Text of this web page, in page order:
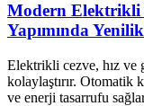
Modern Elektrikli
Yapımında
Elektrikli cezve, hız ve
kolaylaştırır. Otomatik
ve enerji tasarrufu